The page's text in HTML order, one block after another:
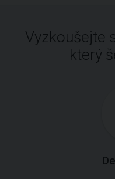
Vyzkoušejte
který